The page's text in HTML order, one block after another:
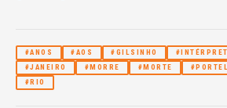
#ANOS #AOS #GILSINHO
#JANEIRO
#MORRE #MORTE
#RIO